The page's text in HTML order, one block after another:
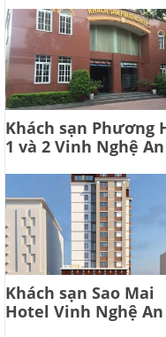
Khách sạn Phương
1 và 2 Vinh Nghệ An
Khách sạn Sao Mai
Hotel Vinh Nghệ An